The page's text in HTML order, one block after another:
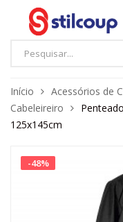
Início Acessórios de
Cabeleireiro
125x145cm
-48%